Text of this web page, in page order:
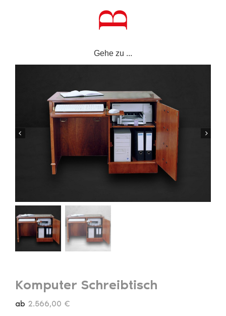
Gehe zu ...
Komputer Schreibtisch
ab 2.566,00 €